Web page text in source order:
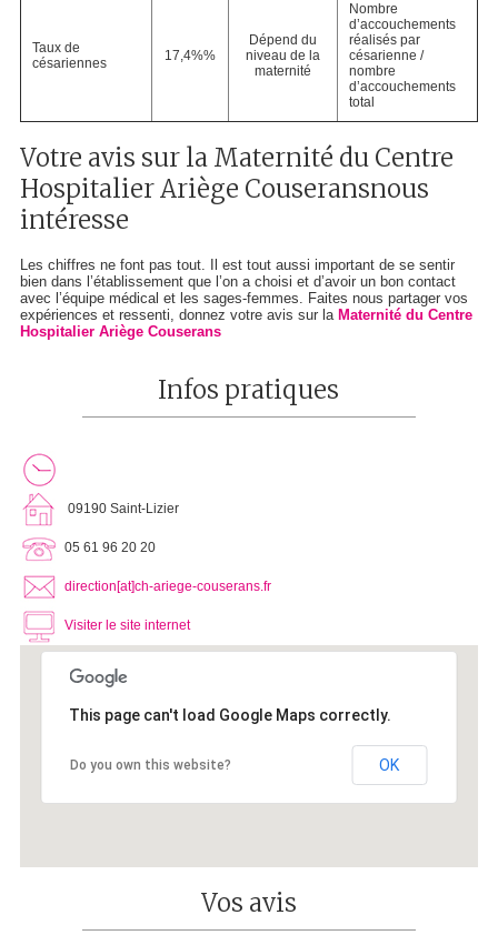
Taux de
césariennes
17,4%%
Dépend du
niveau de la
maternité
Nombre
d’accouchements
réalisés par
césarienne /
nombre
d’accouchements
total
Votre avis sur la Maternité du Centre
Hospitalier Ariège Couseransnous
intéresse
Les chiffres ne font pas tout. Il est tout aussi important de se sentir
bien dans l’établissement que l’on a choisi et d’avoir un bon contact
avec l’équipe médical et les sages-femmes. Faites nous partager vos
expériences et ressenti, donnez votre avis sur la Maternité du Centre
Hospitalier Ariège Couserans
Infos pratiques
09190 Saint-Lizier
05 61 96 20 20
direction[at]ch-ariege-couserans.fr
Visiter le site internet
This page can't load Google Maps correctly.
Do you own this website? OK
Vos avis